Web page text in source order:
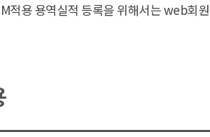
적용 용역실적 등록을 위해서는 web회